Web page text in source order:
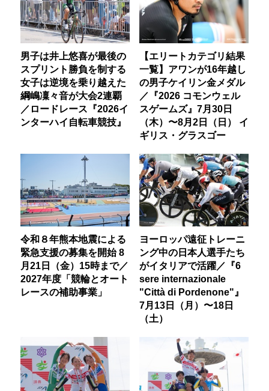
男子は井上悠喜が最後の
スプリント勝負を制する
女子は逆境を乗り越えた
綱嶋凜々音が大会2連覇
／ロードレース『2026イ
ンターハイ自転車競技』
【エリートカテゴリ結果
一覧】アワンが16年越し
の男子ケイリン金メダル
／『2026 コモンウェル
スゲームズ』7月30日
（木）〜8月2日（日） イ
ギリス・グラスゴー
令和８年熊本地震による
緊急支援の募集を開始 8
月21日（金）15時まで／
2027年度「競輪とオート
レースの補助事業」
ヨーロッパ遠征トレーニ
ング中の日本人選手たち
がイタリアで活躍／『6
sere internazionale
"Città di Pordenone"』
7月13日（月）〜18日
（土）